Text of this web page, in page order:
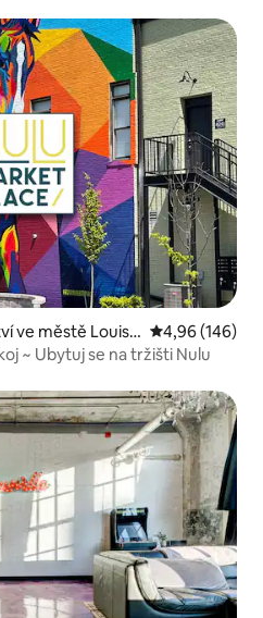
ve městě Louisvi Průměrné
4,96 (146)
~ Ubytuj se na tržišti Nulu